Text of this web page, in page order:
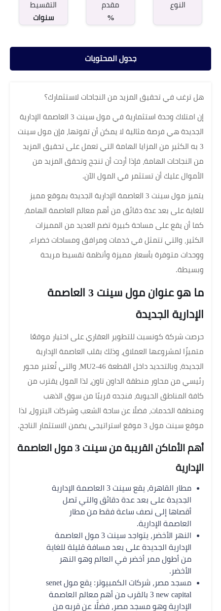
النوع
مقدم
%
التقسيط
سنوات
جدول المحتويات
هل ترغب في تحقيق المزيد من النجاحات لاستثمارك؟
إن امتلاك وحدة استثمارية في مول سينت 3 العاصمة الإدارية
الجديدة هي فرصة مثالية لا يمكن أن تفوتها، فإن مول سينت
3 به الكثير من المزايا الهامة التي تعمل على تحقيق المزيد
من النجاحات الهامة، فإذا أردت أن تنجح وتحقق المزيد من
الأموال عليك أن تستثمر في المول الآن.
يتميز مول سينت 3 العاصمة الإدارية الجديدة بموقع مميز
للغاية على بعد عدة دقائق من أهم معالم العاصمة الهامة،
كما أن يقع على مساحة كبيرة تضم العديد من المميزات
الكثير، والتي تتمثل في خدمات ومرافق ومساحات خضراء،
ووحدات متوفرة بأسعار مميزة وأنظمة تقسيط مريحة
وبسيطة.
ما هو عنوان مول سينت 3 العاصمة
الإدارية الجديدة
حرصت شركة كونسبت للتطوير العقاري على اختيار موقعًا
متميزًا لمشروعها العملاق، وذلك بقلب العاصمة الإدارية
الجديدة، وبالتحديد داخل القطعة MU2-46، والتي تُعتبر محور
رئيسي من محاور منطقة الداون تاون، لذا المول يقترب من
كافة المناطق الحيوية، فنجده قريبًا من سوق الذهب
ومنطقة الخدمات، فضلًا عن ساحة الشعب وشركات البترول، لذا
موقع سينت مول 3 موقع استراتيجي يضمن الاستثمار الناجح.
أهم الأماكن القريبة من سينت 3 مول العاصمة
الإدارية
مطار القاهرة، يقع سينت 3 العاصمة الإدارية
الجديدة على بعد عدة دقائق والتي تصل
أقصاها إلى نصف ساعة فقط من مطار
العاصمة الإدارية.
النهر الأخضر، يتواجد سينت 3 مول العاصمة
الإدارية الجديدة على بعد مسافة قليلة للغاية
من أطول ممر أخضر في العالم وهو النهر
الأخضر.
مسجد مصر، شركات الكمبيوتر: يقع مول senet
3 new capital بالقرب من أهم معالم العاصمة
الإدارية وهو مسجد مصر، فضلًَا عن قربه من